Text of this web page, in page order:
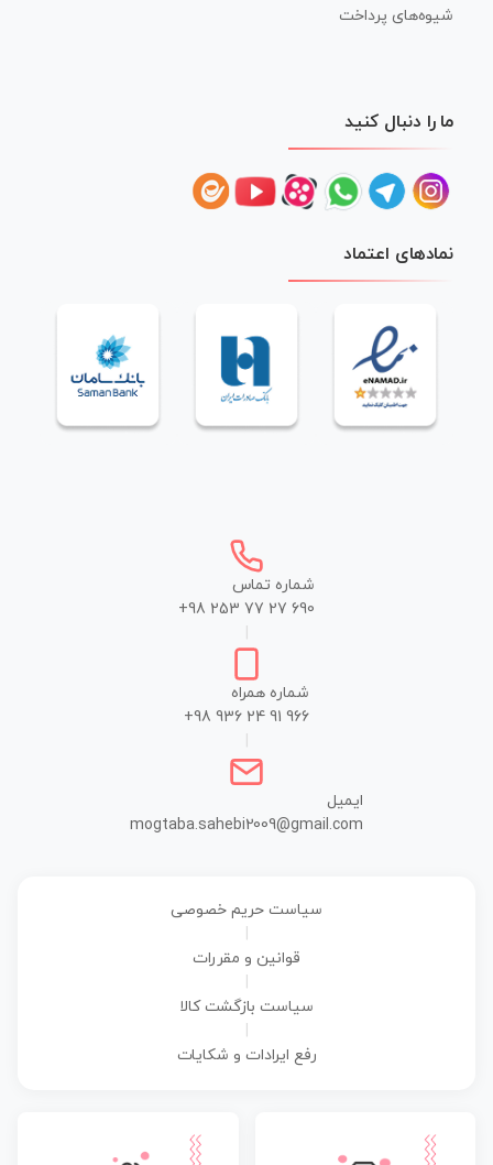
شیوه‌های پرداخت
ما را دنبال کنید
نمادهای اعتماد
شماره تماس
+98 253 77 27 690
شماره همراه
+98 936 24 91 966
ایمیل
mogtaba.sahebi2009@gmail.com
سیاست حریم خصوصی
قوانین و مقررات
سیاست بازگشت کالا
رفع ایرادات و شکایات